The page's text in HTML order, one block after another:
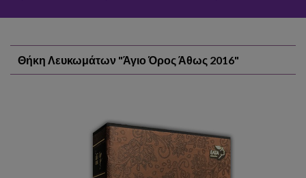
Θήκη Λευκωμάτων "Άγιο Όρος Άθως 2016"